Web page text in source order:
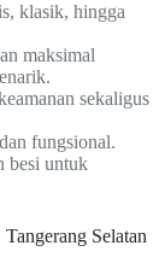
klasik, hingga
maksimal
sekaligus
fungsional.
besi untuk
Selatan